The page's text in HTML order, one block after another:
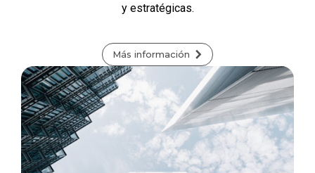
y estratégicas.
Más información